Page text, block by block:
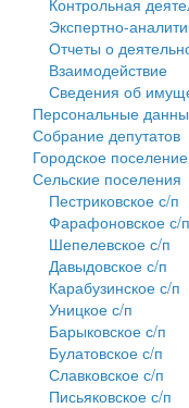
Сельские поселения
Экспертно-
Отчеты о
Взаимодействие
Сведения об
Персональные
Собрание депутатов
Городское поселение
Сельские поселения
Пестриковское с/п
Фарафоновское с/п
Шепелевское с/п
Давыдовское с/п
Карабузинское с/п
Уницкое с/п
Барыковское с/п
Булатовское с/п
Славковское с/п
Письяковское с/п